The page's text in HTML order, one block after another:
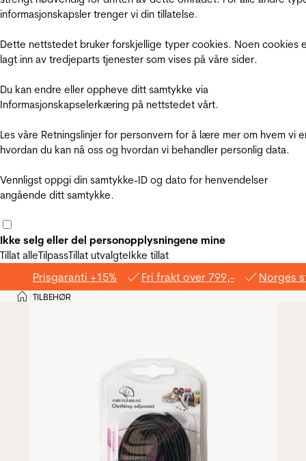
informasjonskapsler trenger vi din tillatelse.
Dette nettstedet bruker forskjellige typer cookies. Noen cookies
lagt inn av tredjeparts tjenester som vises på våre sider.
Du kan endre eller oppheve ditt samtykke via
Informasjonskapselerkæring på nettstedet vårt.
Les våre Retningslinjer for personvern for å lære mer om hvem vi
hvordan du kan nå oss og hvordan vi behandler personlig data.
Vennligst oppgi din samtykke-ID og dato for henvendelser
angående ditt samtykke.
Ikke selg eller del personopplysningene mine
Tillat alleTilpassTillat utvalgteIkke tillat
Prisgaranti +15% Fri frakt over 799,- Norges
Hjem
>TILBEHØR